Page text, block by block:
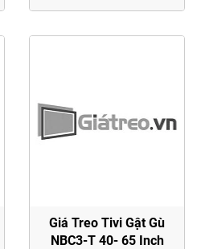
Giá Treo Tivi Gật Gù
NBC3-T 40- 65 Inch